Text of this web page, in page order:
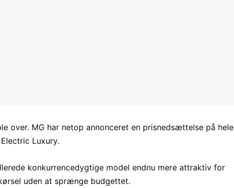
over. MG har netop annonceret en prisnedsættelse på hele
Electric Luxury.
konkurrencedygtige model endnu mere attraktiv for
uden at sprænge budgettet.